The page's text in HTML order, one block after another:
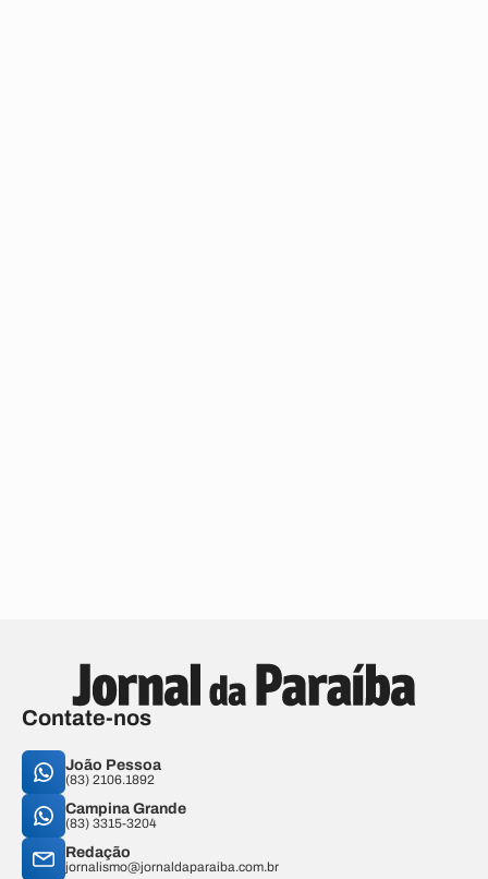
Contate-nos
João Pessoa
(83) 2106.1892
Campina Grande
(83) 3315-3204
Redação
jornalismo@jornaldaparaiba.com.br